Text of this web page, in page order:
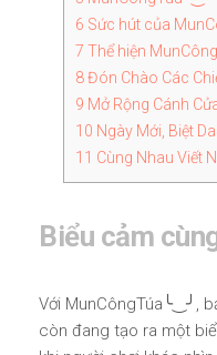
6 Sức hút của
7 Thể hiện
8Đón Chào Các
9 Mở Rộng Cánh
10 Ngày Mới, Biệt
11 Cùng Nhau Viết
Biểu cảm
Với MunCôngTúa╰‿╯,
còn đang tạo ra một